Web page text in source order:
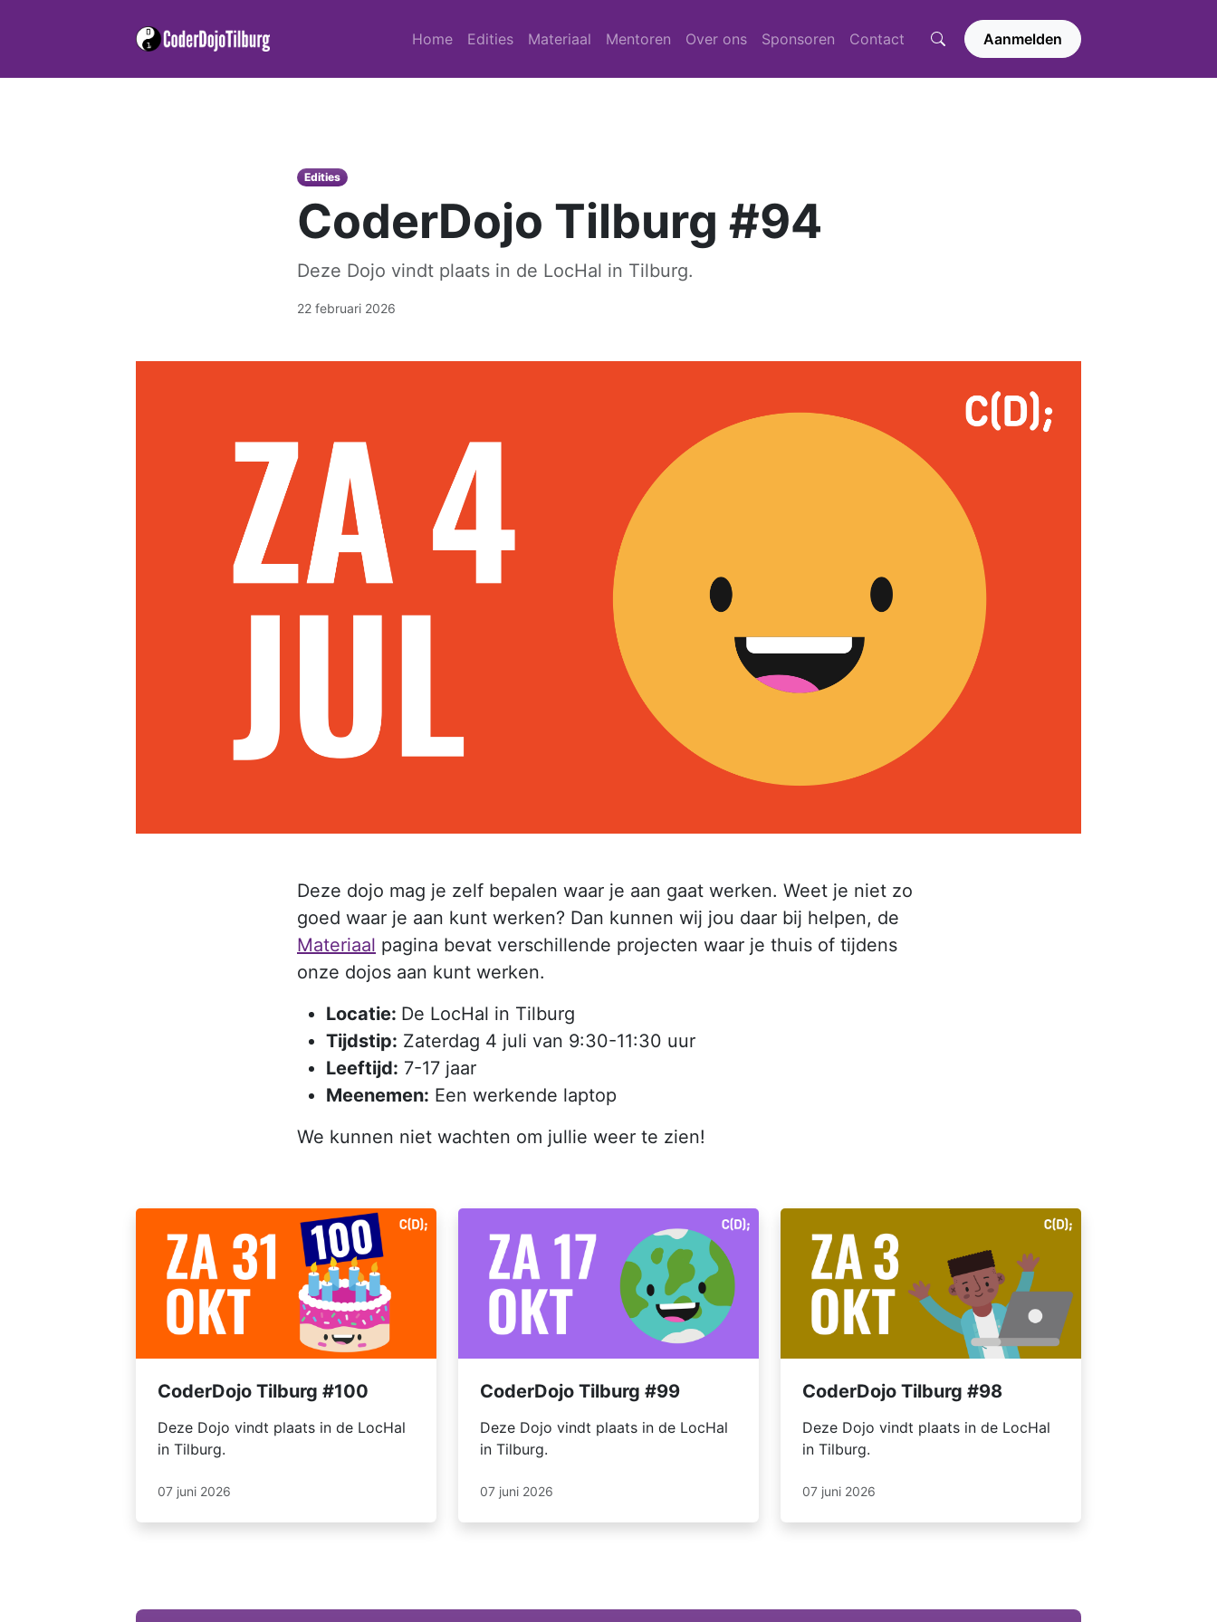
Home Edities Materiaal Mentoren Over ons Sponsoren Contact Aanmelden
Edities
CoderDojo Tilburg #94
Deze Dojo vindt plaats in de LocHal in Tilburg.
22 februari 2026
Deze dojo mag je zelf bepalen waar je aan gaat werken. Weet je niet zo
goed waar je aan kunt werken? Dan kunnen wij jou daar bij helpen, de
Materiaal pagina bevat verschillende projecten waar je thuis of tijdens
onze dojos aan kunt werken.
Locatie: De LocHal in Tilburg
Tijdstip: Zaterdag 4 juli van 9:30-11:30 uur
Leeftijd: 7-17 jaar
Meenemen: Een werkende laptop
We kunnen niet wachten om jullie weer te zien!
CoderDojo Tilburg #100
Deze Dojo vindt plaats in de LocHal
in Tilburg.
07 juni 2026
CoderDojo Tilburg #99
Deze Dojo vindt plaats in de LocHal
in Tilburg.
07 juni 2026
CoderDojo Tilburg #98
Deze Dojo vindt plaats in de LocHal
in Tilburg.
07 juni 2026